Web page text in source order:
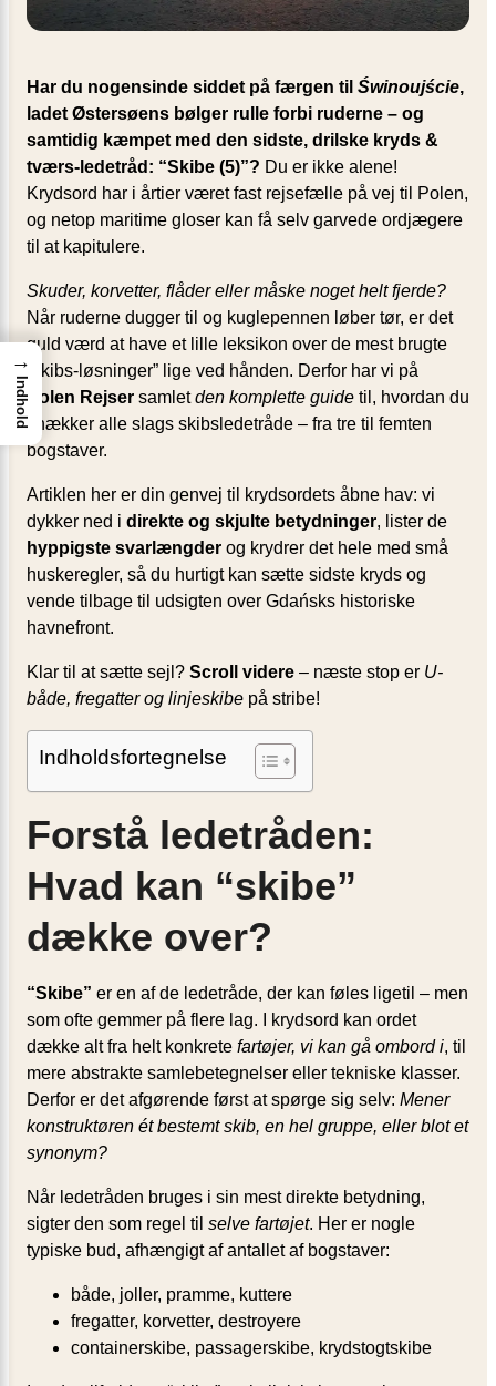
Har du nogensinde siddet på færgen til Świnoujście,
ladet Østersøens bølger rulle forbi ruderne – og
samtidig kæmpet med den sidste, drilske kryds &
tværs-ledetråd: “Skibe (5)”? Du er ikke alene!
Krydsord har i årtier været fast rejsefælle på vej til Polen,
og netop maritime gloser kan få selv garvede ordjægere
til at kapitulere.
Skuder, korvetter, flåder eller måske noget helt fjerde?
Når ruderne dugger til og kuglepennen løber tør, er det
guld værd at have et lille leksikon over de mest brugte
“skibs-løsninger” lige ved hånden. Derfor har vi på
Polen Rejser samletden komplette guide til, hvordan du
knækker alle slags skibsledetråde – fra tre til femten
bogstaver.
Artiklen her er din genvej til krydsordets åbne hav: vi
dykker ned i direkte og skjulte betydninger, lister de
hyppigste svarlængder og krydrer det hele med små
huskeregler, så du hurtigt kan sætte sidste kryds og
vende tilbage til udsigten over Gdańsks historiske
havnefront.
Klar til at sætte sejl? Scroll videre – næste stop er U-
både, fregatter og linjeskibe på stribe!
Indholdsfortegnelse
Forstå ledetråden:
Hvad kan “skibe”
dække over?
“Skibe” er en af de ledetråde, der kan føles ligetil – men
som ofte gemmer på flere lag. I krydsord kan ordet
dække alt fra helt konkrete fartøjer, vi kan gå ombord i, til
mere abstrakte samlebetegnelser eller tekniske klasser.
Derfor er det afgørende først at spørge sig selv: Mener
konstruktøren ét bestemt skib, en hel gruppe, eller blot et
synonym?
Når ledetråden bruges i sin mest direkte betydning,
sigter den som regel til selve fartøjet. Her er nogle
typiske bud, afhængigt af antallet af bogstaver:
både, joller, pramme, kuttere
fregatter, korvetter, destroyere
containerskibe, passagerskibe, krydstogtskibe
→
Indhold